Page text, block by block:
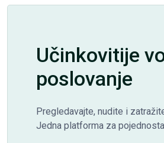
Učinkovitije
poslovanje
Pregledavajte, nudite i
Jedna platforma za